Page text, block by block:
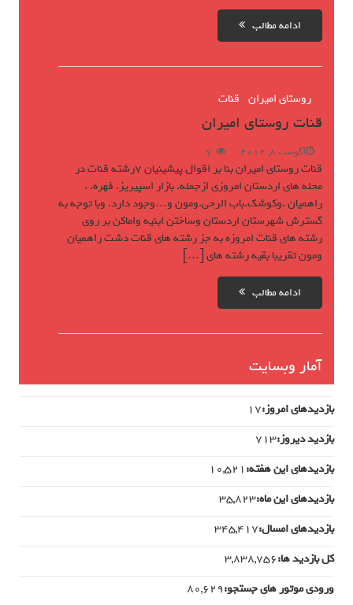
ادامه مطالب
قنات روستای امیران
روستای امیران قنات
آگوست 8, 2012 7
قنات روستای امیران بنا بر اقوال پیشینیان 7رشته قنات در
محله های اردستان امروزی ازجمله. بازار اسپیریز. فهره. .
راهمیان .وکوشک.باب الرحی.ومون و…وجود دارد. وبا توجه به
گسترش شهرستان اردستان وساختن ابنیه واماکن بر روی
رشته های قنات امروزه به جز رشته های قنات دشت راهمیان
ومون تقریبا بقیه رشته های […]
ادامه مطالب
آمار وبسایت
بازدیدهای امروز:17
بازدید دیروز:713
بازدیدهای این هفته:10,521
بازدیدهای این ماه:35,823
بازدیدهای امسال:345,417
کل بازدید ها:3,838,756
ورودی‌ موتور های جستجو:80,629